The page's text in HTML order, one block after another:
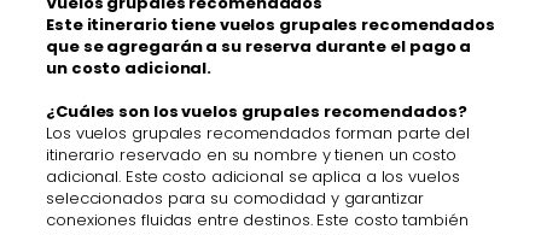
Este itinerario tiene vuelos grupales recomendados
que se agregarán a su reserva durante el pago a
un costo adicional.
¿Cuáles son los vuelos grupales recomendados?
Los vuelos grupales recomendados forman parte del
itinerario reservado en su nombre y tienen un costo
adicional. Este costo adicional se aplica a los vuelos
seleccionados para su comodidad y garantizar
conexiones fluidas entre destinos. Este costo también